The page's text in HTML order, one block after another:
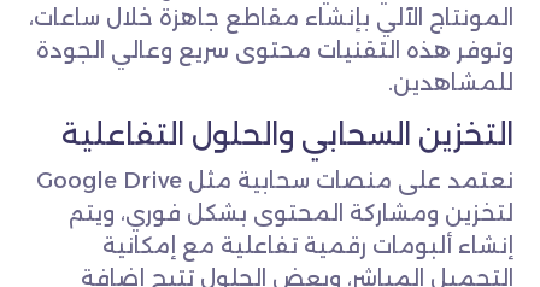
المونتاج الآلي بإنشاء مقاطع جاهزة خلال ساعات،
وتوفر هذه التقنيات محتوى سريع وعالي الجودة
للمشاهدين.
التخزين السحابي والحلول التفاعلية
نعتمد على منصات سحابية مثل Google Drive
لتخزين ومشاركة المحتوى بشكل فوري، ويتم
إنشاء ألبومات رقمية تفاعلية مع إمكانية
التحميل المباشر، وبعض الحلول تتيح إضافة